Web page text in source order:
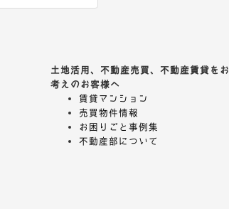
土地活用、不動産売買、不動産賃貸をお
考えのお客様へ
賃貸マンション
売買物件情報
お困りごと事例集
不動産部について